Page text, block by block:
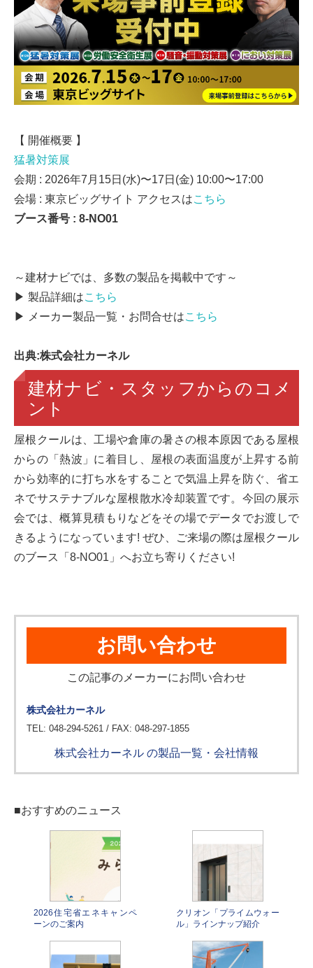
【 開催概要 】
猛暑対策展
会期 : 2026年7月15日(⽔)〜17日(金) 10:00〜17:00
会場 : 東京ビッグサイト アクセスはこちら
ブース番号 : 8-NO01
～建材ナビでは、多数の製品を掲載中です～
▶ 製品詳細はこちら
▶ メーカー製品一覧・お問合せはこちら
出典:株式会社カーネル
建材ナビ・スタッフからのコメ
ント
屋根クールは、工場や倉庫の暑さの根本原因である屋根
からの「熱波」に着目し、屋根の表面温度が上昇する前
から効率的に打ち水をすることで気温上昇を防ぐ、省エ
ネでサステナブルな屋根散水冷却装置です。今回の展示
会では、概算見積もりなどをその場でデータでお渡しで
きるようになっています! ぜひ、ご来場の際は屋根クール
のブース「8-NO01」へお立ち寄りください!
お問い合わせ
この記事のメーカーにお問い合わせ
株式会社カーネル
TEL: 048-294-5261 / FAX: 048-297-1855
株式会社カーネル の製品一覧・会社情報
■おすすめのニュース
2026住宅省エネキャンペ
ーンのご案内
クリオン「プライムウォー
ル」ラインナップ紹介